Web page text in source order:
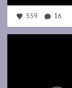
559 16